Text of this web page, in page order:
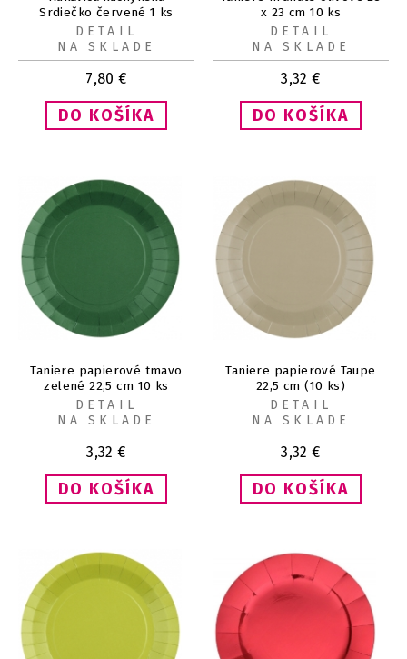
Srdiečko červené 1 ks
7,80 €
DETAIL
NA SKLADE
x 23 cm 10 ks
3,32 €
DETAIL
NA SKLADE
Taniere papierové tmavo
zelené 22,5 cm 10 ks
3,32 €
DETAIL
NA SKLADE
Taniere papierové Taupe
22,5 cm (10 ks)
3,32 €
DETAIL
NA SKLADE